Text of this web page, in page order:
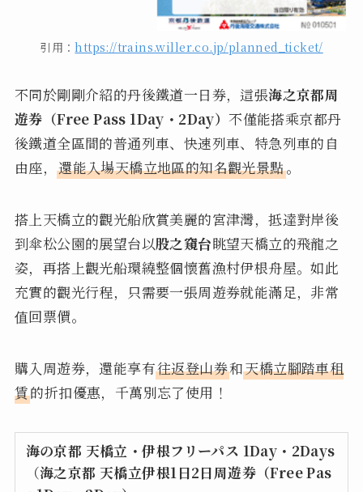
引用：https://trains.willer.co.jp/planned_ticket/
不同於剛剛介紹的丹後鐵道一日券，這張海之京都周
遊券（Free Pass 1Day・2Day） 不僅能搭乘京都丹
後鐵道全區間的普通列車、快速列車、特急列車的自
由座，還能入場天橋立地區的知名觀光景點。
搭上天橋立的觀光船欣賞美麗的宮津灣，抵達對岸後
到傘松公園的展望台以股之窺台眺望天橋立的飛龍之
姿，再搭上觀光船環繞整個懷舊漁村伊根舟屋。如此
充實的觀光行程，只需要一張周遊券就能滿足，非常
值回票價。
購入周遊券，還能享有往返登山券和天橋立腳踏車租
賃的折扣優惠，千萬別忘了使用！
海の京都 天橋立・伊根フリーパス 1Day・2Days
（海之京都 天橋立伊根1日2日周遊券（Free Pas